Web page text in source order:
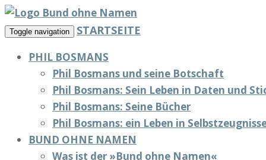
Toggle navigation STARTSEITE
PHIL BOSMANS
Phil Bosmans und seine Botschaft
Phil Bosmans: Sein Leben in Daten und
Phil Bosmans: Seine Bücher
Phil Bosmans: ein Leben in
BUND OHNE NAMEN
Was ist der »Bund ohne Namen«